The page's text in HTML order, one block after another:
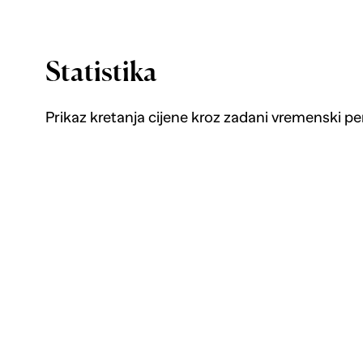
Statistika
Prikaz kretanja cijene kroz zadani vremenski